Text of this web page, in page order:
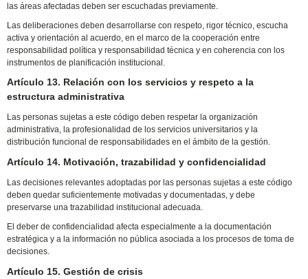
las áreas afectadas deben ser escuchadas previamente.
Las deliberaciones deben desarrollarse con respeto, rigor técnico, escucha
activa y orientación al acuerdo, en el marco de la cooperación entre
responsabilidad política y responsabilidad técnica y en coherencia con los
instrumentos de planificación institucional.
Artículo 13. Relación con los servicios y respeto a la
estructura administrativa
Las personas sujetas a este código deben respetar la organización
administrativa, la profesionalidad de los servicios universitarios y la
distribución funcional de responsabilidades en el ámbito de la gestión.
Artículo 14. Motivación, trazabilidad y confidencialidad
Las decisiones relevantes adoptadas por las personas sujetas a este código
deben quedar suficientemente motivadas y documentadas, y debe
preservarse una trazabilidad institucional adecuada.
El deber de confidencialidad afecta especialmente a la documentación
estratégica y a la información no pública asociada a los procesos de toma de
decisiones.
Artículo 15. Gestión de crisis